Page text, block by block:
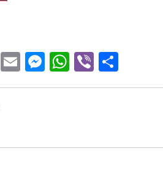
Facebook
EmailMessenger
WhatsApp
Viber